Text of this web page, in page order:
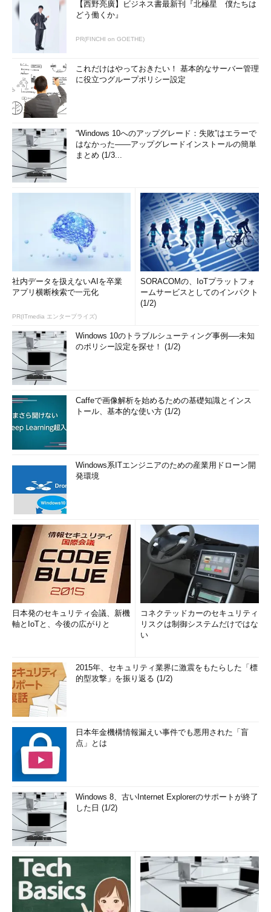
【西野亮廣】ビジネス書最新刊『北極星 僕たちは
どう働くか』
PR(FINCHI on GOETHE)
これだけはやっておきたい！ 基本的なサーバー管理
に役立つグループポリシー設定
“Windows 10へのアップグレード：失敗”はエラーで
はなかった――アップグレードインストールの簡単
まとめ (1/3...
社内データを扱えないAIを卒業
アプリ横断検索で一元化
PR(ITmedia エンタープライズ)
SORACOMの、IoTプラットフォ
ームサービスとしてのインパクト
(1/2)
Windows 10のトラブルシューティング事例──未知
のポリシー設定を探せ！ (1/2)
Caffeで画像解析を始めるための基礎知識とインス
トール、基本的な使い方 (1/2)
Windows系ITエンジニアのための産業用ドローン開
発環境
日本発のセキュリティ会議、新機
軸とIoTと、今後の広がりと
コネクテッドカーのセキュリティ
リスクは制御システムだけではな
い
2015年、セキュリティ業界に激震をもたらした「標
的型攻撃」を振り返る (1/2)
日本年金機構情報漏えい事件でも悪用された「盲
点」とは
Windows 8、古いInternet Explorerのサポートが終了
した日 (1/2)